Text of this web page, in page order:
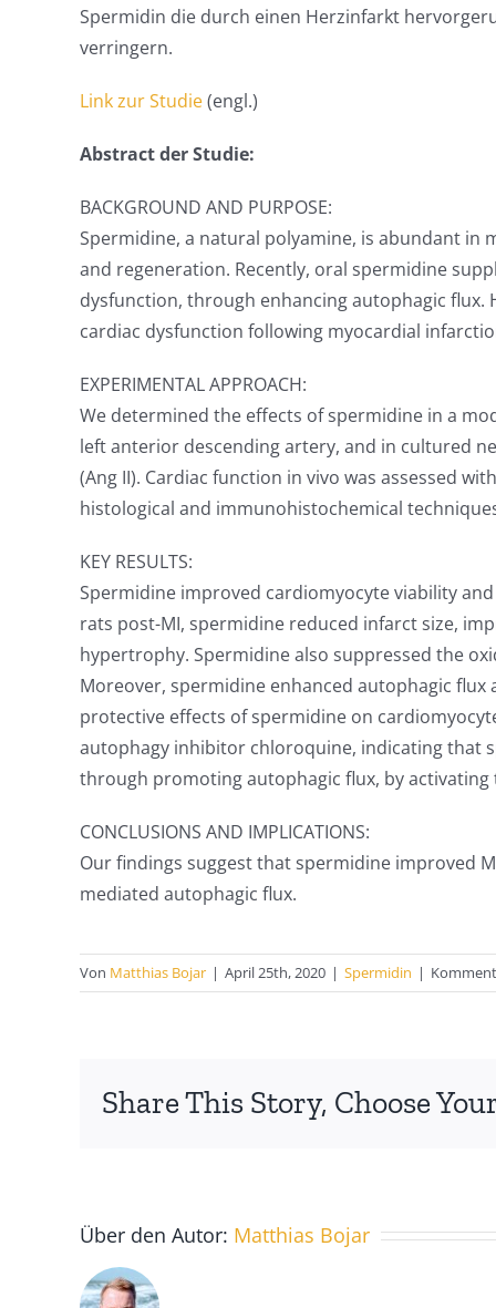
Spermidin die durch einen Herzinfarkt
verringern.
Link zur Studie(engl.)
Abstract der Studie:
BACKGROUND AND PURPOSE:
Spermidine, a natural polyamine, is abundant in
and regeneration. Recently, oral spermidine
dysfunction, through enhancing autophagic
cardiac dysfunction following myocardial
EXPERIMENTAL APPROACH:
We determined the effects of spermidine in a
left anterior descending artery, and in cultured
(Ang II). Cardiac function in vivo was assessed
histological and immunohistochemical
KEY RESULTS:
Spermidine improved cardiomyocyte viability
rats post-MI, spermidine reduced infarct size,
hypertrophy. Spermidine also suppressed the
Moreover, spermidine enhanced autophagic
protective effects of spermidine on
autophagy inhibitor chloroquine, indicating that
through promoting autophagic flux, by activating
CONCLUSIONS AND IMPLICATIONS:
Our findings suggest that spermidine improved
mediated autophagic flux.
Von Matthias Bojar | April 25th, 2020 | Spermidin |
Share This Story, Choose
Über den Autor: Matthias Bojar